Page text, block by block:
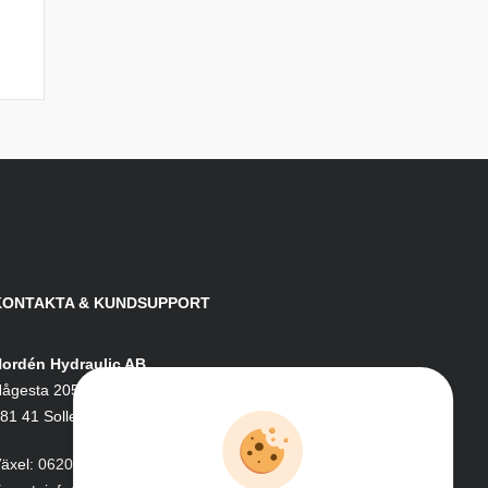
& KUNDSUPPORT
Hydraulic AB
205
41 Sollefteå
0620-161 41